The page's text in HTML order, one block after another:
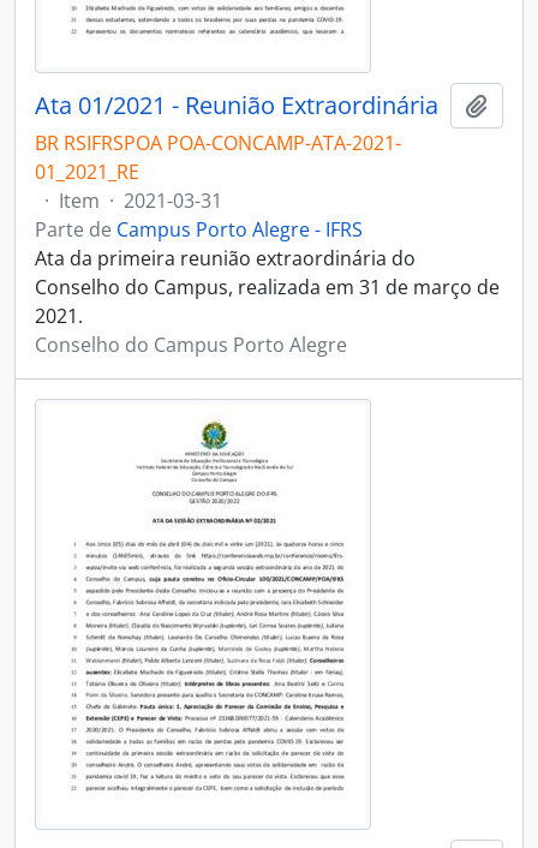
Ata 01/2021 - Reunião Extraordinária
BR RSIFRSPOA POA-CONCAMP-ATA-2021-
01_2021_RE
· Item · 2021-03-31
Parte de Campus Porto Alegre - IFRS
Ata da primeira reunião extraordinária do
Conselho do Campus, realizada em 31 de março de
2021.
Conselho do Campus Porto Alegre